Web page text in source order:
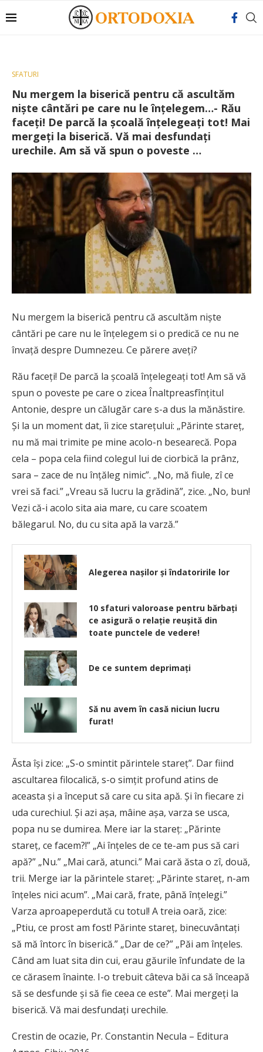
SFATURI
Nu mergem la biserică pentru că ascultăm
nişte cântări pe care nu le înţelegem…- Rău
faceţi! De parcă la şcoală înţelegeaţi tot! Mai
mergeţi la biserică. Vă mai desfundaţi
urechile. Am să vă spun o poveste …
Nu mergem la biserică pentru că ascultăm nişte
cântări pe care nu le înţelegem si o predică ce nu ne
învaţă despre Dumnezeu. Ce părere aveţi?
Rău faceţi! De parcă la şcoală înţelegeaţi tot! Am să vă
spun o poveste pe care o zicea Înaltpreasfînţitul
Antonie, despre un călugăr care s-a dus la mănăstire.
Şi la un moment dat, îi zice stareţului: „Părinte stareţ,
nu mă mai trimite pe mine acolo-n besearecă. Popa
cela – popa cela fiind colegul lui de ciorbică la prânz,
sara – zace de nu înţăleg nimic”. „No, mă fiule, zî ce
vrei să faci.” „Vreau să lucru la grădină”, zice. „No, bun!
Vezi că-i acolo sita aia mare, cu care scoatem
bălegarul. No, du cu sita apă la varză.”
Alegerea nașilor și îndatoririle lor
10 sfaturi valoroase pentru bărbați
ce asigură o relație reușită din
toate punctele de vedere!
De ce suntem deprimaţi
Să nu avem în casă niciun lucru
furat!
Ăsta îşi zice: „S-o smintit părintele stareţ”. Dar fiind
ascultarea filocalică, s-o simţit profund atins de
aceasta şi a început să care cu sita apă. Şi în fiecare zi
uda curechiul. Şi azi aşa, mâine aşa, varza se usca,
popa nu se dumirea. Mere iar la stareţ: „Părinte
stareţ, ce facem?!” „Ai înţeles de ce te-am pus să cari
apă?” „Nu.” „Mai cară, atunci.” Mai cară ăsta o zî, două,
trii. Merge iar la părintele stareţ: „Părinte stareţ, n-am
înţeles nici acum”. „Mai cară, frate, până înţelegi.”
Varza aproapeperdută cu totul! A treia oară, zice:
„Ptiu, ce prost am fost! Părinte stareţ, binecuvântaţi
să mă întorc în biserică.” „Dar de ce?” „Păi am înţeles.
Când am luat sita din cui, erau găurile înfundate de la
ce cărasem înainte. I-o trebuit câteva băi ca să înceapă
să se desfunde şi să fie ceea ce este”. Mai mergeţi la
biserică. Vă mai desfundaţi urechile.
Crestin de ocazie, Pr. Constantin Necula – Editura